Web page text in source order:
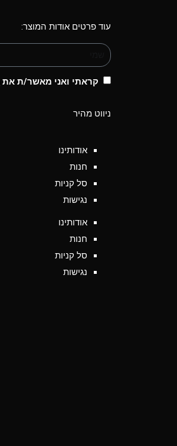
עוד פרטים אודות המוצר:
קראתי ואני מאשר/ת את
ניווט מהיר
אודותינו
חנות
סל קניות
נגישות
אודותינו
חנות
סל קניות
נגישות